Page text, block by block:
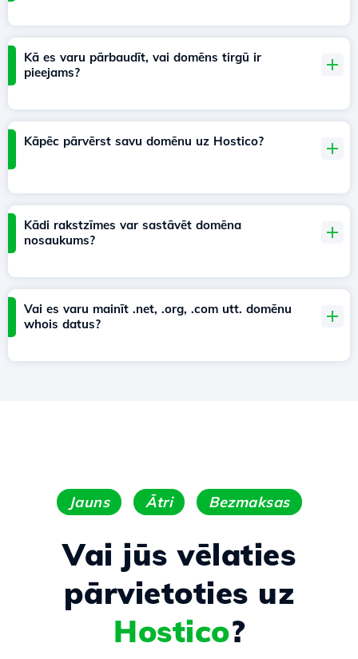
Kā es varu pārbaudīt, vai domēns tirgū ir
pieejams?
Kāpēc pārvērst savu domēnu uz Hostico?
Kādi rakstzīmes var sastāvēt domēna
nosaukums?
Vai es varu mainīt .net, .org, .com utt. domēnu
whois datus?
Jauns Ātri Bezmaksas
Vai jūs vēlaties
pārvietoties uz
Hostico?